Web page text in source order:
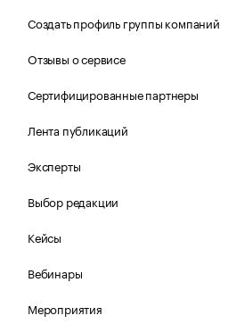
Создать профиль группы компаний
Отзывы о сервисе
Сертифицированные партнеры
Лента публикаций
Эксперты
Выбор редакции
Кейсы
Вебинары
Мероприятия